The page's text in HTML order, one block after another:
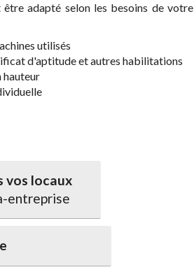
adapté selon les besoins de votre
utilisés
d'aptitude et autres habilitations
hauteur
vos locaux
entreprise